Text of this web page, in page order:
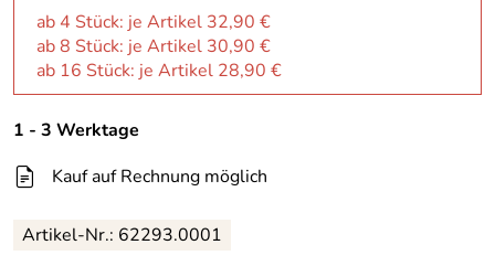
ab 4 Stück: je Artikel 32,90 €
ab 8 Stück: je Artikel 30,90 €
ab 16 Stück: je Artikel 28,90 €
1 - 3 Werktage
Kauf auf Rechnung möglich
Artikel-Nr.: 62293.0001